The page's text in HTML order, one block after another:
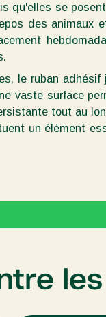
qu'elles se
des animaux
le ruban
vaste surface
tout au
un élément